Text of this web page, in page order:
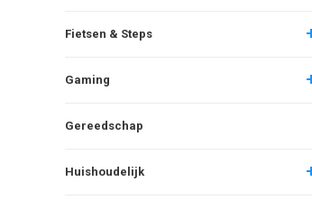
Fietsen & Steps
Gaming
Gereedschap
Huishoudelijk